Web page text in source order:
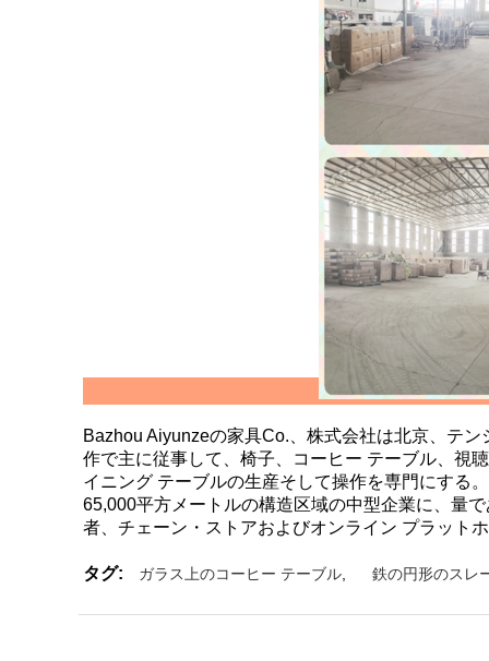
Bazhou Aiyunzeの家具Co.、株式会社は北京、テ
作で主に従事して、椅子、コーヒー テーブル、視
イニング テーブルの生産そして操作を専門にする
65,000平方メートルの構造区域の中型企業に、量
者、チェーン・ストアおよびオンライン プラット
タグ: ガラス上のコーヒー テーブル 鉄の円形のスレ